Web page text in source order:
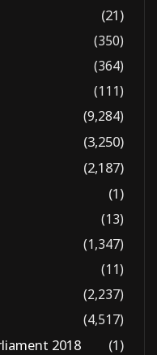
(21)
(350)
(364)
(111)
(9,284)
(3,250)
(2,187)
(1)
(13)
(1,347)
(11)
(2,237)
(4,517)
2018
(1)